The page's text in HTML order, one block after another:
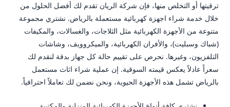
ترقيتها أو التخلص منها، فإن شركة الريان تقدم لك أفضل الحلول من
خلال خدمة شراء اجهزة كهربائية مستعملة بالرياض. نشتري مجموعة
متنوعة من الأجهزة الكهربائية مثل الثلاجات، والغسالات، والمكيفات
(شباك وسبليت)، والأفران الكهربائية، والميكروويف، وشاشات
التلفزيون، وغيرها. نحرص على تقييم حالة كل جهاز بدقة لنقدم لك
سعراً عادلاً يعكس قيمته السوقية. إن عملية شراء اثاث مستعمل
بالرياض تشمل هذه الأجهزة الحيوية، ونحن نضمن لك تعاملاً احترافياً.